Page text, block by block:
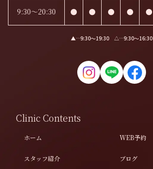
9:30～20:30 ● ● ● ● ●
▲…9:30〜19:30 △…9:30〜16:30
Clinic Contents
ホーム
スタッフ紹介
WEB予約
ブログ